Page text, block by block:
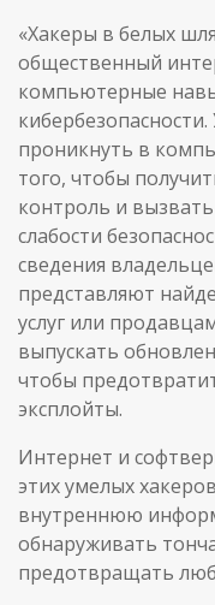
«Хакеры в белых
общественный
компьютерные
проникнуть в
того, чтобы
контроль и
слабости
сведения
представляют
услуг или
выпускать
чтобы
эксплойты.
Интернет и
этих умелых
внутреннюю
обнаруживать
предотвращать